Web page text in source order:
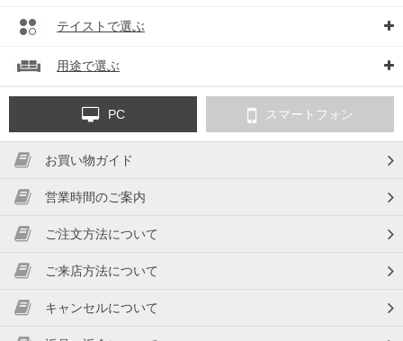
テイストで選ぶ
用途で選ぶ
PC スマートフォン
お買い物ガイド
営業時間のご案内
ご注文方法について
ご来店方法について
キャンセルについて